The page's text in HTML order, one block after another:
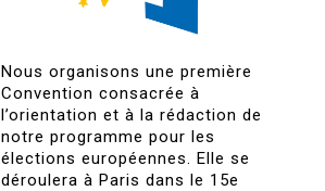
Nous organisons une première
Convention consacrée à
l’orientation et à la rédaction de
notre programme pour les
élections européennes. Elle se
déroulera à Paris dans le 15e